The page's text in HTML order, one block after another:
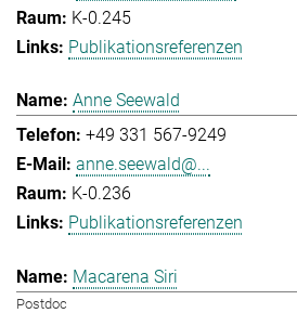
K-0.245
Publikationsreferenzen
Anne Seewald
+49 331 567-9249
anne.seewald@...
K-0.236
Publikationsreferenzen
Macarena Siri
Postdoc